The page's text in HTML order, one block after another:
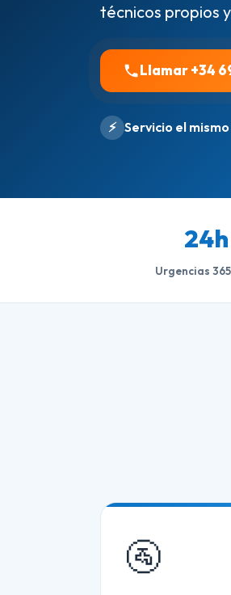
técnicos propios y
Llamar +34
⚡ Servicio el
24h
Urgencias
🚰